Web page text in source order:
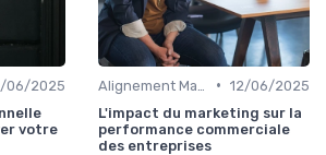
06/2025
votre
• 12/06/2025
L'impact du marketing sur la
performance commerciale
des entreprises